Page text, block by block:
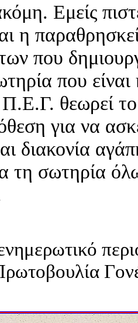
Εμείς
η
που
που
θεωρεί
για να
διακονία
τη σωτηρία